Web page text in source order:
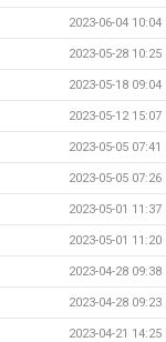
2023-06-04 10:04
2023-05-28 10:25
2023-05-18 09:04
2023-05-12 15:07
2023-05-05 07:41
2023-05-05 07:26
2023-05-01 11:37
2023-05-01 11:20
2023-04-28 09:38
2023-04-28 09:23
2023-04-21 14:25